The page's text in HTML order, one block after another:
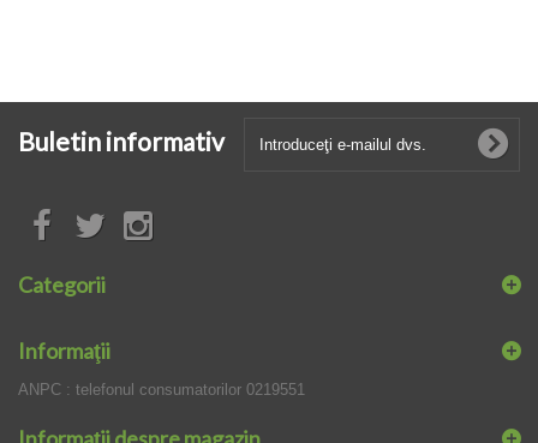
Buletin informativ
Categorii
Informaţii
ANPC : telefonul consumatorilor 0219551